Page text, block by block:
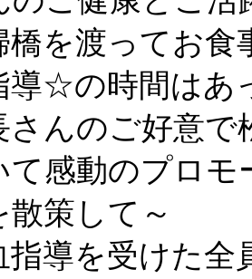
橋を渡ってお食
導☆の時間はあ
さんのご好意で
て感動のプロモ
散策して～
指導を受けた全